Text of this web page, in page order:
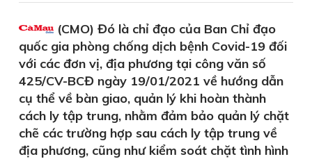
(CMO) Đó là chỉ đạo của Ban Chỉ đạo
quốc gia phòng chống dịch bệnh Covid-19 đối
với các đơn vị, địa phương tại công văn số
425/CV-BCĐ ngày 19/01/2021 về hướng dẫn
cụ thể về bàn giao, quản lý khi hoàn thành
cách ly tập trung, nhằm đảm bảo quản lý chặt
chẽ các trường hợp sau cách ly tập trung về
địa phương, cũng như kiểm soát chặt tình hình